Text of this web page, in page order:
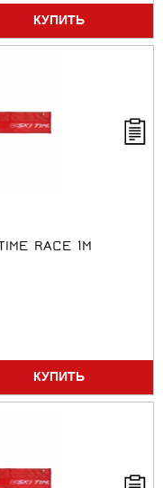
RACE 1M